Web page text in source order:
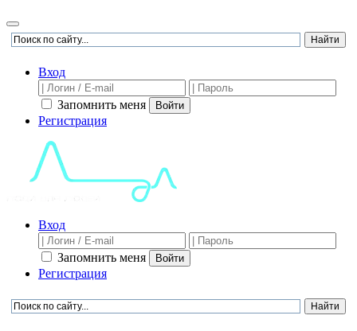
Вход
Запомнить меня Войти
Регистрация
Вход
Запомнить меня Войти
Регистрация